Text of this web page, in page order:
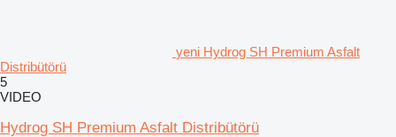
yeni Hydrog SH Premium Asfalt
Distribütörü
5
VIDEO
Hydrog SH Premium Asfalt Distribütörü